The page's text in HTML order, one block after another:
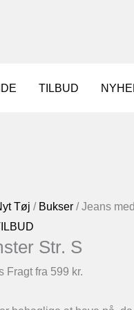
TILBUD
Tøj / Bukser / Jeans
Str. S
Fragt fra 599 kr.